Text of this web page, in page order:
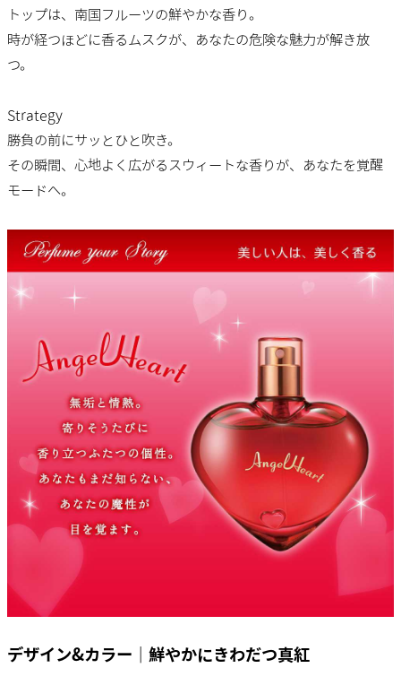
トップは、南国フルーツの鮮やかな香り。
時が経つほどに香るムスクが、あなたの危険な魅力が解き放
つ。
Strategy
勝負の前にサッとひと吹き。
その瞬間、心地よく広がるスウィートな香りが、あなたを覚醒
モードへ。
デザイン&カラー｜鮮やかにきわだつ真紅